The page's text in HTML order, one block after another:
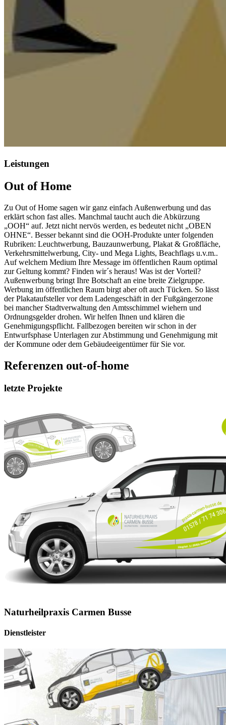
Leistungen
Out of Home
Zu Out of Home sagen wir ganz einfach Außenwerbung und das
erklärt schon fast alles. Manchmal taucht auch die Abkürzung
„OOH“ auf. Jetzt nicht nervös werden, es bedeutet nicht „OBEN
OHNE“. Besser bekannt sind die OOH-Produkte unter folgenden
Rubriken: Leuchtwerbung, Bauzaunwerbung, Plakat & Großfläche,
Verkehrsmittelwerbung, City- und Mega Lights, Beachflags u.v.m..
Auf welchem Medium Ihre Message im öffentlichen Raum optimal
zur Geltung kommt? Finden wir´s heraus! Was ist der Vorteil?
Außenwerbung bringt Ihre Botschaft an eine breite Zielgruppe.
Werbung im öffentlichen Raum birgt aber oft auch Tücken. So lässt
der Plakataufsteller vor dem Ladengeschäft in der Fußgängerzone
bei mancher Stadtverwaltung den Amtsschimmel wiehern und
Ordnungsgelder drohen. Wir helfen Ihnen und klären die
Genehmigungspflicht. Fallbezogen bereiten wir schon in der
Entwurfsphase Unterlagen zur Abstimmung und Genehmigung mit
der Kommune oder dem Gebäudeeigentümer für Sie vor.
Referenzen out-of-home
letzte Projekte
Naturheilpraxis Carmen Busse
Dienstleister